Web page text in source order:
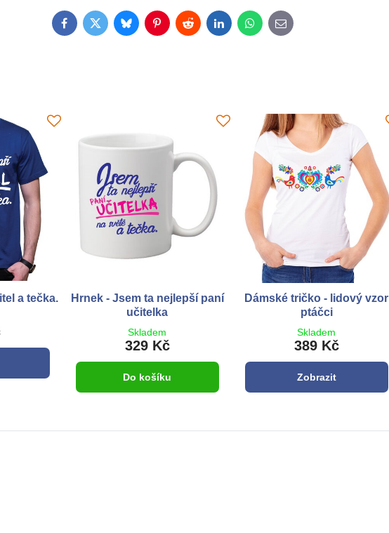
FacebookTwitterBlueskyPinterestRedditLinkedInWhatsApp
E-
mail
a tečka.
Hrnek - Jsem ta nejlepší paní
učitelka
Skladem
329 Kč
Do košíku
Dámské tričko - lidový vzor
ptáčci
Skladem
389 Kč
Zobrazit